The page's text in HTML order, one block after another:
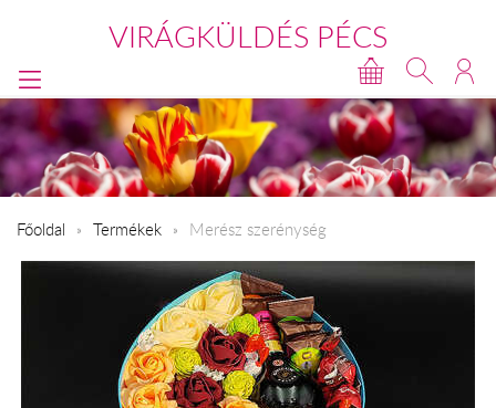
VIRÁGKÜLDÉS PÉCS
Főoldal Termékek Merész szerénység